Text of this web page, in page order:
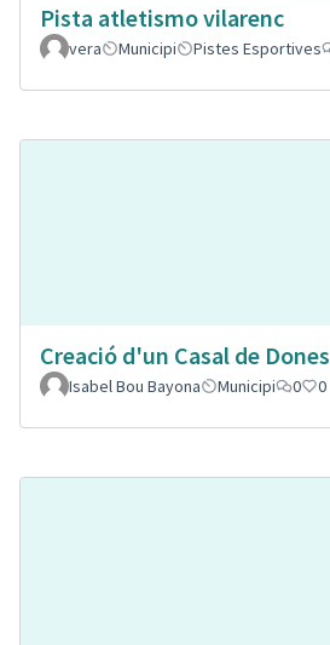
Pista atletismo vilarenc
vera
Municipi Pistes Esportives
Creació d'un Casal de Dones
Isabel Bou Bayona
Municipi 0 0